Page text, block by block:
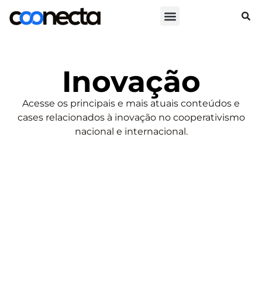
Inovação
Acesse os principais e mais atuais conteúdos e
cases relacionados à inovação no cooperativismo
nacional e internacional.